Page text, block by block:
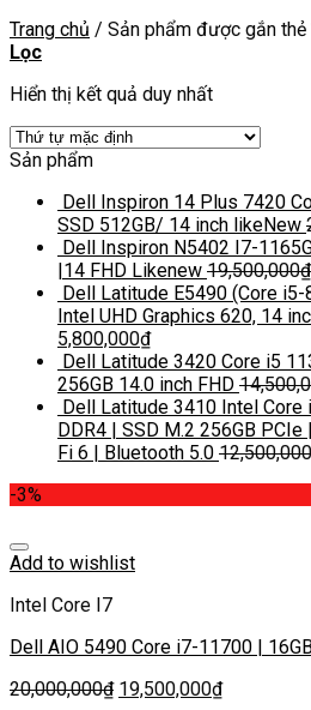
Trang chủ / Sản phẩm được gắn thẻ
Lọc
Hiển thị kết quả duy nhất
Sản phẩm
Dell Inspiron 14 Plus 7420
SSD 512GB/ 14 inch likeNew
Dell Inspiron N5402 I7-
|14 FHD Likenew 19,500,000₫
Dell Latitude E5490 (Core i5-
Intel UHD Graphics 620, 14
5,800,000₫
Dell Latitude 3420 Core i5
256GB 14.0 inch FHD
Dell Latitude 3410 Intel Core
DDR4 | SSD M.2 256GB
Fi 6 | Bluetooth 5.0 12,500,000
-3%
Add to wishlist
Intel Core I7
Dell AIO 5490 Core i7-11700 |
20,000,000₫ 19,500,000₫